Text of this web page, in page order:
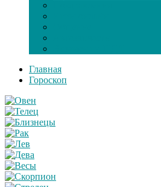
Главная
Гороскоп